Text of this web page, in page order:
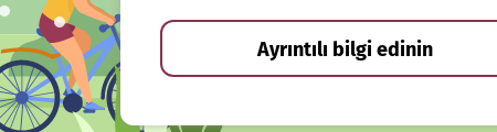
Ayrıntılı bilgi edinin